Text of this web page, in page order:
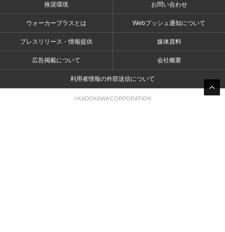
推奨環境 お問い合わせ
ウォーカープラスとは Webプッシュ通知について
プレスリリース・情報提供 媒体資料
広告掲載について 会社概要
利用者情報の外部送信について
©KADOKAWA CORPORATION